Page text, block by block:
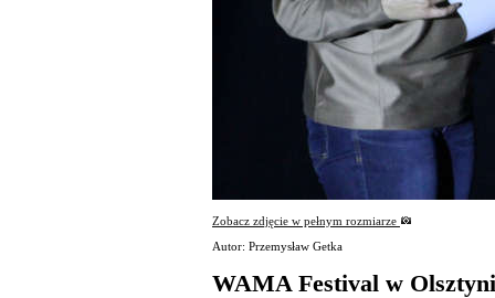
Zobacz zdjęcie w pełnym rozmiarze
Autor: Przemysław Getka
WAMA Festival w